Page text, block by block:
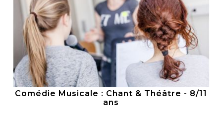
Comédie Musicale : Chant & Théâtre - 8/11
ans